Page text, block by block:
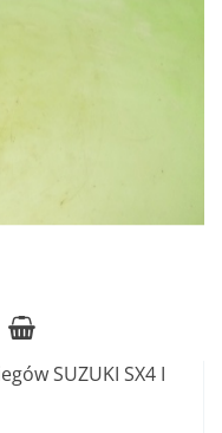
SUZUKI SX4 I